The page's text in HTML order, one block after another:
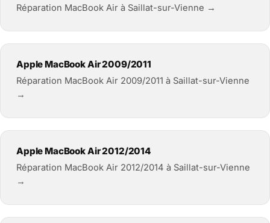
Réparation MacBook Air à Saillat-sur-Vienne →
Apple MacBook Air 2009/2011
Réparation MacBook Air 2009/2011 à Saillat-sur-Vienne
→
Apple MacBook Air 2012/2014
Réparation MacBook Air 2012/2014 à Saillat-sur-Vienne
→